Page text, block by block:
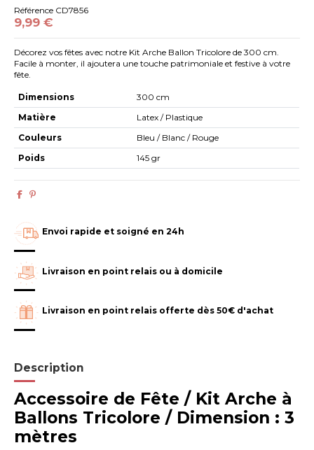
Référence CD7856
9,99 €
Décorez vos fêtes avec notre Kit Arche Ballon Tricolore de 300 cm.
Facile à monter, il ajoutera une touche patrimoniale et festive à votre
fête.
Dimensions
300 cm
Matière
Latex / Plastique
Couleurs
Bleu / Blanc / Rouge
Poids
145 gr
Envoi rapide et soigné en 24h
Livraison en point relais ou à domicile
Livraison en point relais offerte dès 50€ d'achat
Description
Accessoire de Fête / Kit Arche à
Ballons Tricolore / Dimension : 3
mètres